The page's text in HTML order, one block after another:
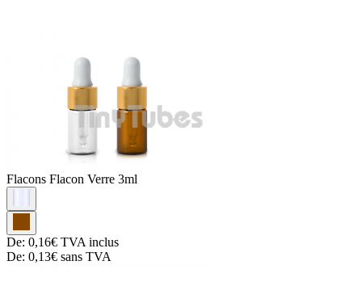
Flacons Flacon Verre 3ml
De: 0,16€ TVA inclus
De: 0,13€ sans TVA